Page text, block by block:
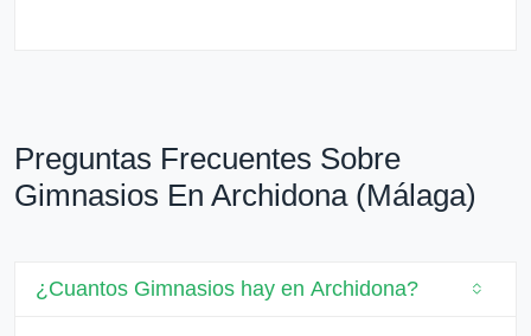
Preguntas Frecuentes Sobre
Gimnasios En Archidona (Málaga)
¿Cuantos Gimnasios hay en Archidona?